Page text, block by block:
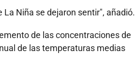
Niña se dejaron sentir", añadió.
de las concentraciones de
de las temperaturas medias